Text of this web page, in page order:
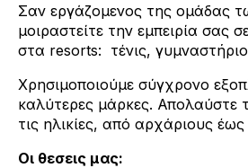
Σαν εργάζομενος της ομάδας
μοιραστείτε την εμπειρία
στα resorts: τένις,
Χρησιμοποιούμε σύγχρονο
καλύτερες μάρκες. Απολαύστε
τις ηλικίες, από αρχάριους
Οι θεσεις μας: